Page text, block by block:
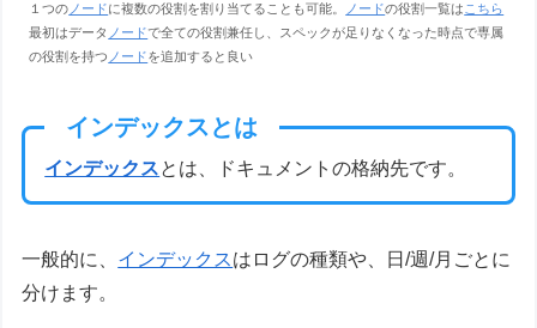
１つの ノードに複数の役割を割り当てることも可能。 ノードの役割一覧は こちら
最初はデータ ノードで全ての役割兼任し、スペックが足りなくなった時点で専属
の役割を持つ ノードを追加すると良い
インデックスとは
インデックスとは、ドキュメントの格納先です。
一般的に、 インデックスはログの種類や、日/週/月ごとに
分けます。